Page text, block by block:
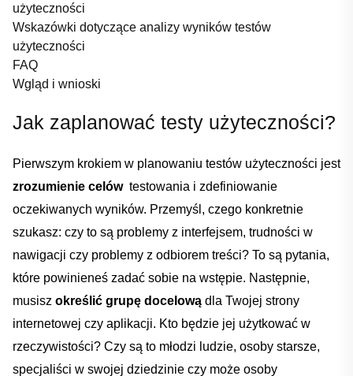
użyteczności
Wskazówki dotyczące analizy wyników testów
⁤użyteczności
FAQ
Wgląd i wnioski
Jak zaplanować⁤ testy użyteczności?
Pierwszym‍ krokiem w planowaniu ‌testów użyteczności jest
zrozumienie celów‌ testowania ⁤i zdefiniowanie
oczekiwanych wyników. Przemyśl,‌ czego konkretnie
szukasz: ‌czy to są problemy z interfejsem, trudności w
nawigacji‌ czy problemy ⁤z odbiorem⁢ treści? To⁢ są pytania,
które ⁤powinieneś zadać sobie na⁢ wstępie. ‌Następnie,
musisz określić grupę docelową ‍dla Twojej strony
internetowej czy aplikacji. Kto ‌będzie jej użytkować w
rzeczywistości? Czy są ⁣to młodzi ludzie, osoby starsze,
specjaliści w swojej dziedzinie czy może osoby